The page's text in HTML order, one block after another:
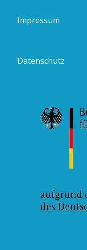
Impressum
Datenschutz